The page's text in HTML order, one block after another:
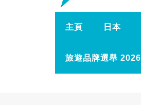
主頁 日本
旅遊品牌選舉 2026